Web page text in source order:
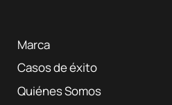
Marca
Casos de éxito
Quiénes Somos